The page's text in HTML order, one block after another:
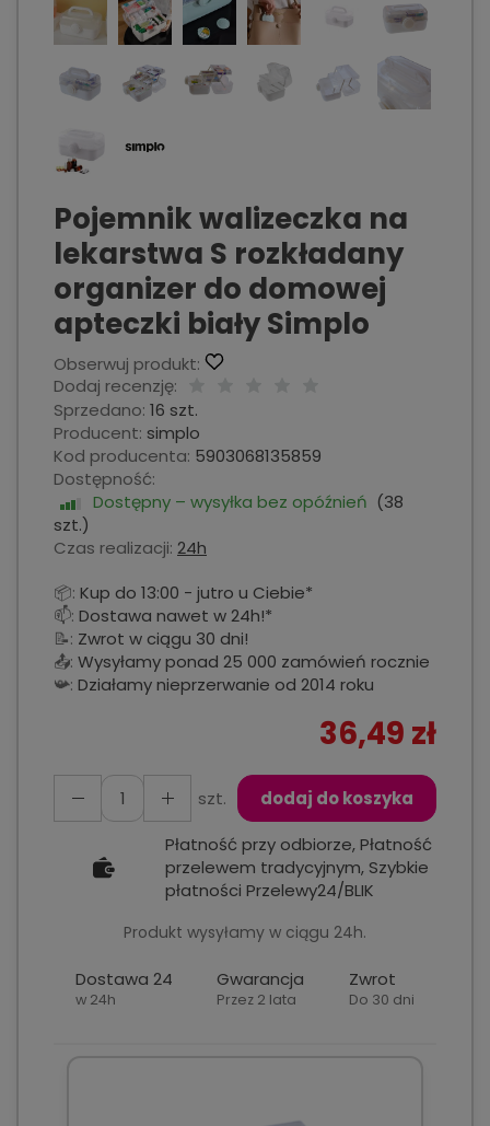
Pojemnik walizeczka na
lekarstwa S rozkładany
organizer do domowej
apteczki biały Simplo
Obserwuj produkt:
Dodaj recenzję:
Sprzedano: 16 szt.
Producent: simplo
Kod producenta: 5903068135859
Dostępność:
Dostępny – wysyłka bez opóźnień (38
szt.)
Czas realizacji: 24h
📦: Kup do 13:00 - jutro u Ciebie*
📫: Dostawa nawet w 24h!*
📝: Zwrot w ciągu 30 dni!
📤: Wysyłamy ponad 25 000 zamówień rocznie
📯: Działamy nieprzerwanie od 2014 roku
36,49 zł
szt.
dodaj do koszyka
Płatność przy odbiorze, Płatność
przelewem tradycyjnym, Szybkie
płatności Przelewy24/BLIK
Produkt wysyłamy w ciągu 24h.
Dostawa 24
w 24h
Gwarancja
Przez 2 lata
Zwrot
Do 30 dni